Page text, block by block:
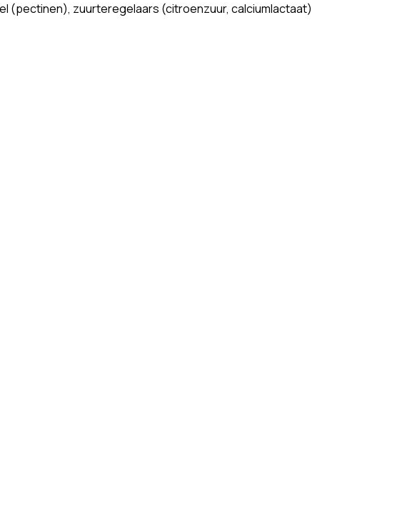
(pectinen), zuurteregelaars (citroenzuur, calciumlactaat)